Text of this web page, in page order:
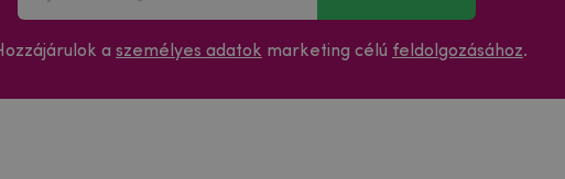
a személyes adatok marketing célú feldolgozásához.